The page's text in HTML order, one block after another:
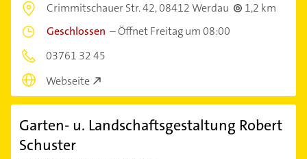
Crimmitschauer Str. 42,08412 Werdau
1,2 km
Geschlossen –Öffnet Freitag um 08:00
03761 32 45
Webseite
Garten- u. Landschaftsgestaltung Robert
Schuster